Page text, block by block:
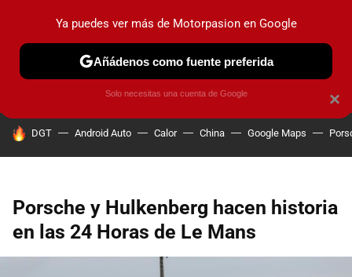
PRUEBAS COCHES ELÉCTRICOS OBSERVATORIO
HOY SE HABLA DE
DGT Android Auto Calor China Google Maps
Porsche y Hulkenberg hacen historia
en las 24 Horas de Le Mans
×
Ya puedes ver más de Motorpasion en Google
Añádenos como fuente preferida
Solo necesitas una cuenta de Google